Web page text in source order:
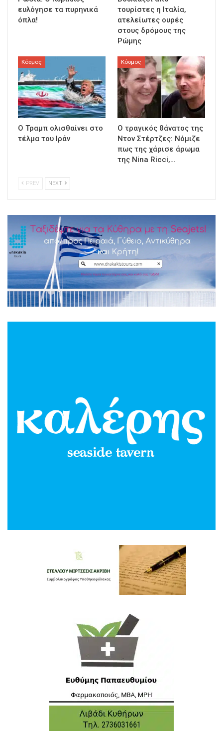
ευλόγησε τα πυρηνικά
όπλα!
τουρίστες η Ιταλία,
ατελείωτες ουρές
στους δρόμους της
Ρώμης
Κόσμος
Ο Τραμπ ολισθαίνει στο
τέλμα του Ιράν
Κόσμος
Ο τραγικός θάνατος της
Ντον Στέρτζες: Νόμιζε
πως της χάρισε άρωμα
της Nina Ricci,…
PREV NEXT